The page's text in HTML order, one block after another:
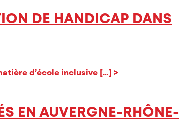
DE HANDICAP DANS
d’école inclusive […] >
EN AUVERGNE-RHÔNE-